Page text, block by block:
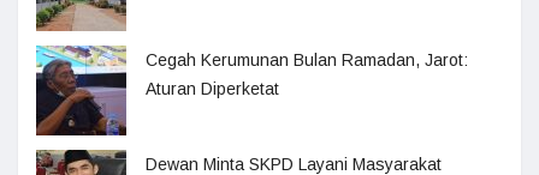
Cegah Kerumunan Bulan Ramadan, Jarot:
Aturan Diperketat
Dewan Minta SKPD Layani Masyarakat